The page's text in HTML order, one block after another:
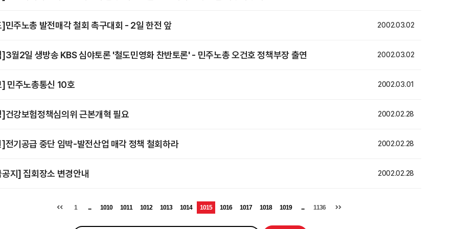
민주노총 발전매각 철회 촉구대회 - 2일 한전 앞 2002.03.02
월2일 생방송 KBS 심야토론 '철도민영화 찬반토론' - 민주노총 오건호 정책부장 출연 2002.03.02
] 민주노총통신 10호 2002.03.01
건강보험정책심의위 근본개혁 필요 2002.02.28
전기공급 중단 임박-발전산업 매각 정책 철회하라 2002.02.28
지] 집회장소 변경안내 2002.02.28
1 ... 1010 1011 1012 1013 1014 1015 1016 1017 1018 1019 ... 1136